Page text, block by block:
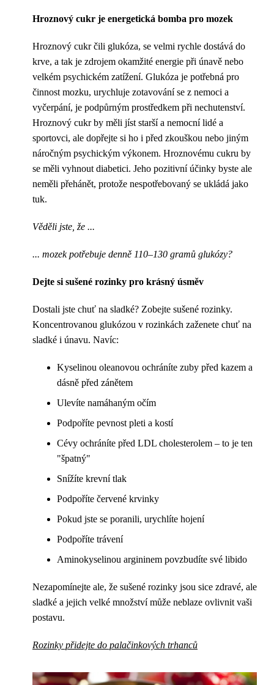
Hroznový cukr je energetická bomba pro mozek
Hroznový cukr čili glukóza, se velmi rychle dostává do
krve, a tak je zdrojem okamžité energie při únavě nebo
velkém psychickém zatížení. Glukóza je potřebná pro
činnost mozku, urychluje zotavování se z nemoci a
vyčerpání, je podpůrným prostředkem při nechutenství.
Hroznový cukr by měli jíst starší a nemocní lidé a
sportovci, ale dopřejte si ho i před zkouškou nebo jiným
náročným psychickým výkonem. Hroznovému cukru by
se měli vyhnout diabetici. Jeho pozitivní účinky byste ale
neměli přehánět, protože nespotřebovaný se ukládá jako
tuk.
Věděli jste, že ...
... mozek potřebuje denně 110–130 gramů glukózy?
Dejte si sušené rozinky pro krásný úsměv
Dostali jste chuť na sladké? Zobejte sušené rozinky.
Koncentrovanou glukózou v rozinkách zaženete chuť na
sladké i únavu. Navíc:
Kyselinou oleanovou ochráníte zuby před kazem a
dásně před zánětem
Ulevíte namáhaným očím
Podpoříte pevnost pleti a kostí
Cévy ochráníte před LDL cholesterolem – to je ten
"špatný"
Snížíte krevní tlak
Podpoříte červené krvinky
Pokud jste se poranili, urychlíte hojení
Podpoříte trávení
Aminokyselinou argininem povzbudíte své libido
Nezapomínejte ale, že sušené rozinky jsou sice zdravé, ale
sladké a jejich velké množství může neblaze ovlivnit vaši
postavu.
Rozinky přidejte do palačinkových trhanců